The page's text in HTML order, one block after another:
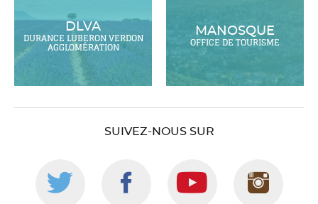
DLVA
DURANCE LUBERON VERDON
AGGLOMÉRATION
MANOSQUE
OFFICE DE TOURISME
SUIVEZ-NOUS SUR
Suivez-Suivez-Suivez-